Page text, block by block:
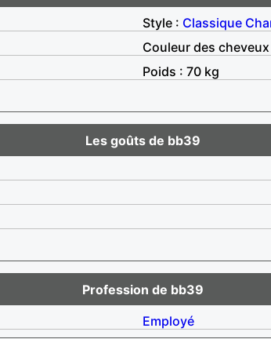
Style : Classique
Couleur des cheveux
Poids : 70 kg
Les goûts de bb39
Profession de bb39
Employé